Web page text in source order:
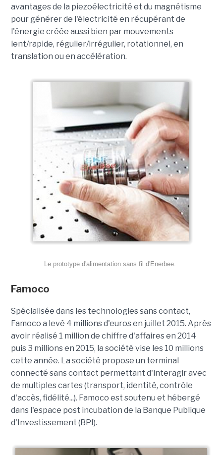
avantages de la piezoélectricité et du magnétisme
pour générer de l'électricité en récupérant de
l'énergie créée aussi bien par mouvements
lent/rapide, régulier/irrégulier, rotationnel, en
translation ou en accélération.
Le prototype d'alimentation sans fil d'Enerbee.
Famoco
Spécialisée dans les technologies sans contact,
Famoco a levé 4 millions d'euros en juillet 2015. Après
avoir réalisé 1 million de chiffre d'affaires en 2014
puis 3 millions en 2015, la société vise les 10 millions
cette année. La société propose un terminal
connecté sans contact permettant d'interagir avec
de multiples cartes (transport, identité, contrôle
d'accès, fidélité...). Famoco est soutenu et hébergé
dans l'espace post incubation de la Banque Publique
d'Investissement (BPI).